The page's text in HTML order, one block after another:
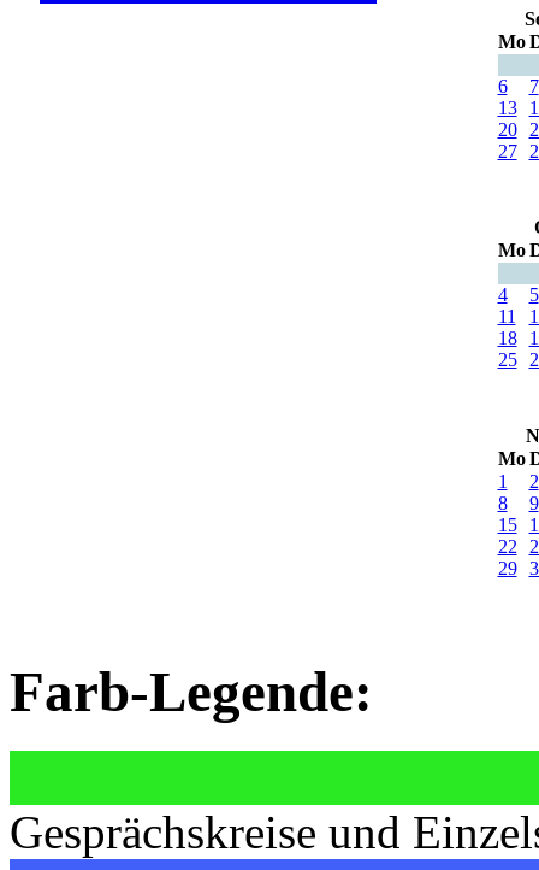
Mo
6
7
13
20
27
Mo
4
5
11
18
25
Mo
1
2
8
9
15
22
29
Farb-Legende:
Gesprächskreise und